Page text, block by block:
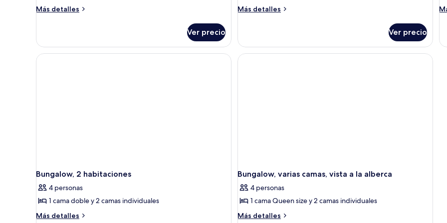
Más detalles
Más
2
habitaciones
Ver precio
Más detalles
Más
2
camas
matrimoniales,
Ver precio
2
Bungalow, 2 habitaciones
4 personas
1 cama doble y 2 camas individuales
Más detalles
Más
Bungalow, varias camas, vista a la alberca
4 personas
1 cama Queen size y 2 camas individuales
Más detalles
Más